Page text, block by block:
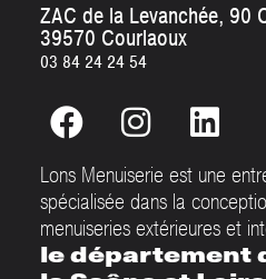
ZAC de la Levanchée, 90
39570 Courlaoux
03 84 24 24 54
Lons Menuiserie est une
spécialisée dans la
menuiseries extérieures et
le département